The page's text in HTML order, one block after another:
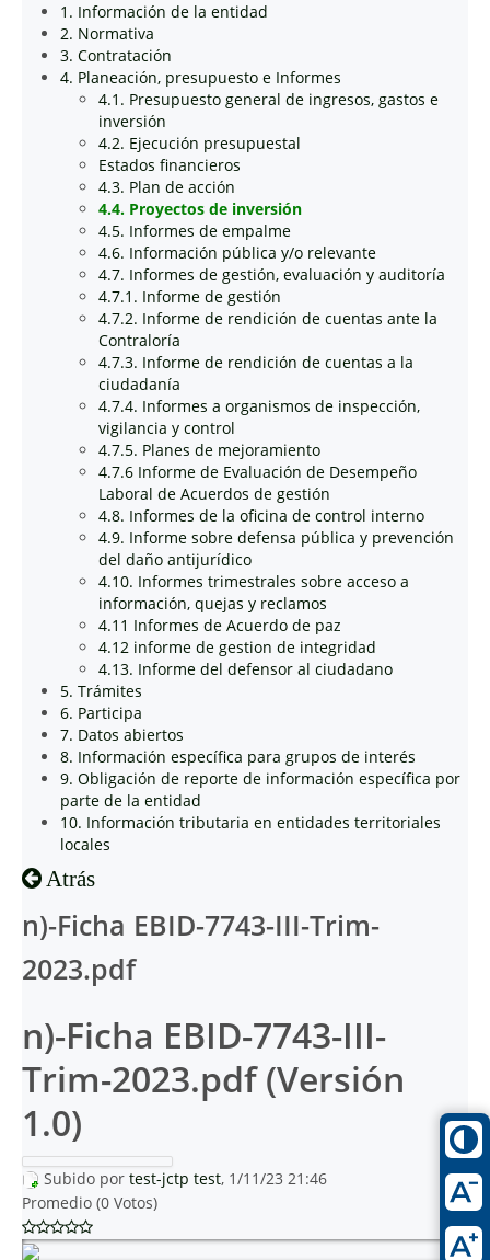
1. Información de la entidad
2. Normativa
3. Contratación
4. Planeación, presupuesto e Informes
4.1. Presupuesto general de ingresos, gastos e
inversión
4.2. Ejecución presupuestal
Estados financieros
4.3. Plan de acción
4.4. Proyectos de inversión
4.5. Informes de empalme
4.6. Información pública y/o relevante
4.7. Informes de gestión, evaluación y auditoría
4.7.1. Informe de gestión
4.7.2. Informe de rendición de cuentas ante la
Contraloría
4.7.3. Informe de rendición de cuentas a la
ciudadanía
4.7.4. Informes a organismos de inspección,
vigilancia y control
4.7.5. Planes de mejoramiento
4.7.6 Informe de Evaluación de Desempeño
Laboral de Acuerdos de gestión
4.8. Informes de la oficina de control interno
4.9. Informe sobre defensa pública y prevención
del daño antijurídico
4.10. Informes trimestrales sobre acceso a
información, quejas y reclamos
4.11 Informes de Acuerdo de paz
4.12 informe de gestion de integridad
4.13. Informe del defensor al ciudadano
5. Trámites
6. Participa
7. Datos abiertos
8. Información específica para grupos de interés
9. Obligación de reporte de información específica por
parte de la entidad
10. Información tributaria en entidades territoriales
locales
Atrás
n)-Ficha EBID-7743-III-Trim-
2023.pdf
n)-Ficha EBID-7743-III-
Trim-2023.pdf (Versión
1.0)
Subido por test-jctp test, 1/11/23 21:46
Promedio (0 Votos)